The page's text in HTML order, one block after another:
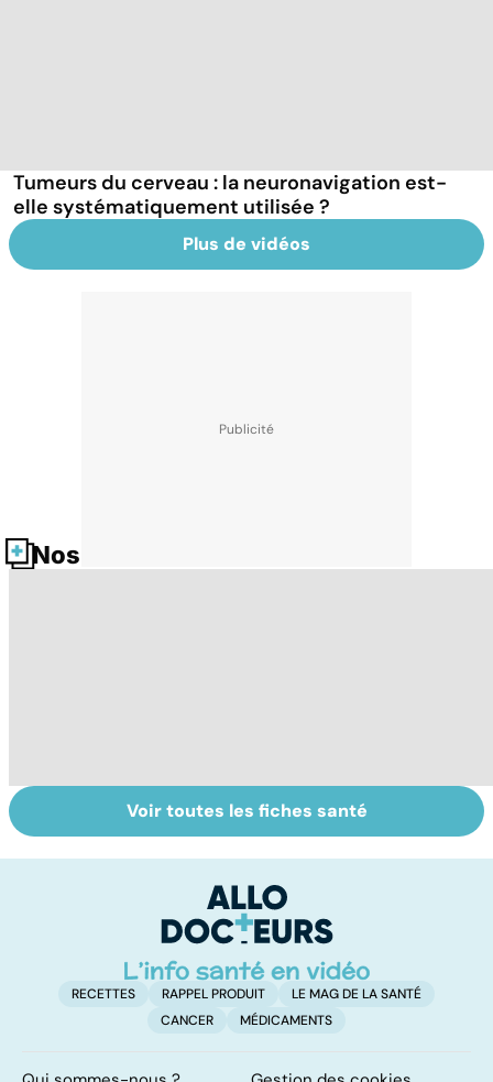
Tumeurs du cerveau : la neuronavigation est-
elle systématiquement utilisée ?
Plus de vidéos
Nos fiches santé
Tout savoir sur le
cerveau
Rupture
d'anévrisme : un
imprévisible
Voir toutes les fiches santé
RECETTES RAPPEL PRODUIT
LE MAG DE LA SANTÉ
CANCER
MÉDICAMENTS